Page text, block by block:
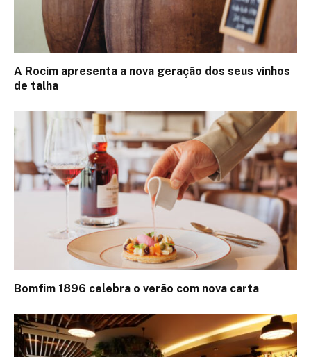
A Rocim apresenta a nova geração dos seus vinhos
de talha
Bomfim 1896 celebra o verão com nova carta